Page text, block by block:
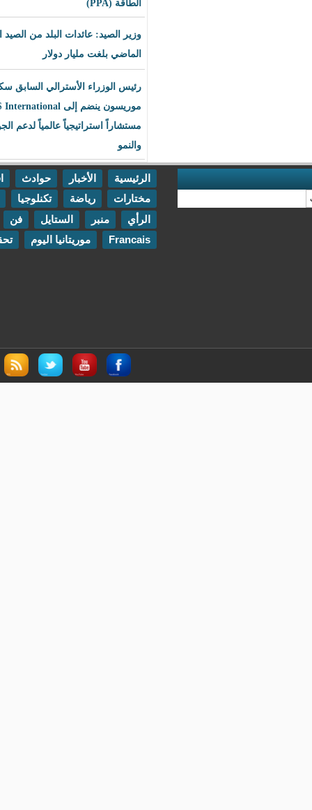
وزير الصيد: عائدات البلد من الصيد العام
الماضي بلغت مليار دولار
رئيس الوزراء الأسترالي السابق سكوت
موريسون ينضم إلى BLS International
مستشاراً استراتيجياً عالمياً لدعم الجودة
حوادث
اقتصاد
تكنلوجيا
مقابلات
الستايل فن
اتصل بنا
موريتانيا اليوم تحقيقات